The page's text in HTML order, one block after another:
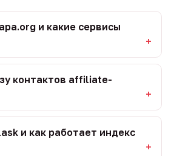
и какие сервисы
контактов affiliate-
и как работает индекс